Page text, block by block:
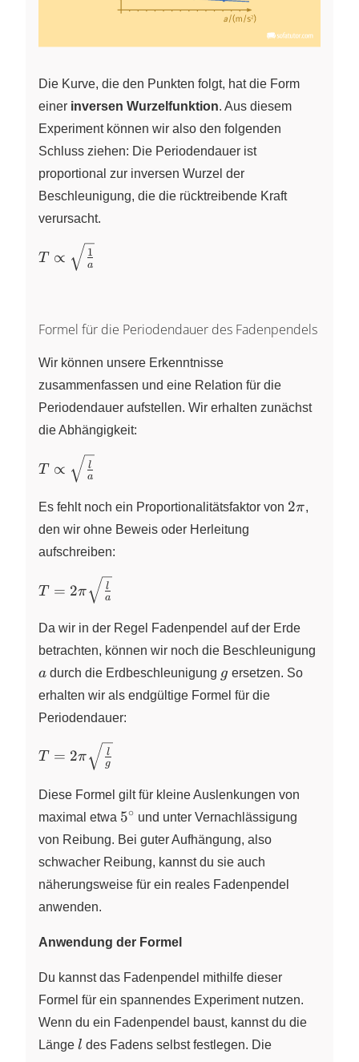
Die Kurve, die den Punkten folgt, hat die Form
einer inversen Wurzelfunktion. Aus diesem
Experiment können wir also den folgenden
Schluss ziehen: Die Periodendauer ist
proportional zur inversen Wurzel der
Beschleunigung, die die rücktreibende Kraft
verursacht.
T
\propto
{a} }
T ∝ a
1
Formel für die Periodendauer des Fadenpendels
Wir können unsere Erkenntnisse
zusammenfassen und eine Relation für die
Periodendauer aufstellen. Wir erhalten zunächst
die Abhängigkeit:
T
\propto
\sqrt{
}{ a } }
T ∝ a
l
Es fehlt noch ein Proportionalitätsfaktor von 2
2π,
den wir ohne Beweis oder Herleitung
aufschreiben:
T =
\sqrt{
l }{ a
} }
T = 2π a
l
Da wir in der Regel Fadenpendel auf der Erde
betrachten, können wir noch die Beschleunigung
a durch die Erdbeschleunigung g
g ersetzen. So
erhalten wir als endgültige Formel für die
Periodendauer:
T =
\sqrt{
l }{ g
} }
T = 2π g
l
Diese Formel gilt für kleine Auslenkungen von
maximal etwa 5^{\circ}
5∘ und unter Vernachlässigung
von Reibung. Bei guter Aufhängung, also
schwacher Reibung, kannst du sie auch
näherungsweise für ein reales Fadenpendel
anwenden.
Anwendung der Formel
Du kannst das Fadenpendel mithilfe dieser
Formel für ein spannendes Experiment nutzen.
Wenn du ein Fadenpendel baust, kannst du die
Länge l
l des Fadens selbst festlegen. Die